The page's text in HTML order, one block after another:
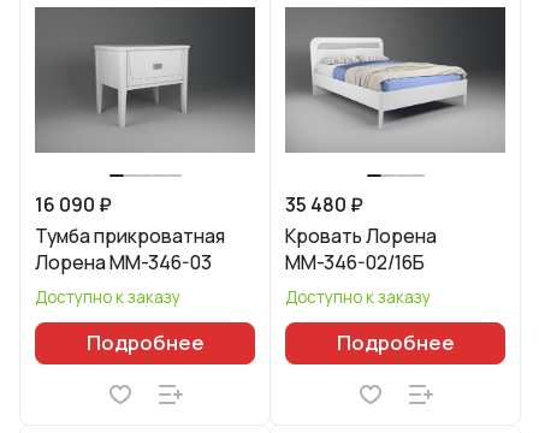
16 090 ₽
Тумба прикроватная
Лорена ММ-346-03
Доступно к заказу
Подробнее
35 480 ₽
Кровать Лорена
ММ-346-02/16Б
Доступно к заказу
Подробнее